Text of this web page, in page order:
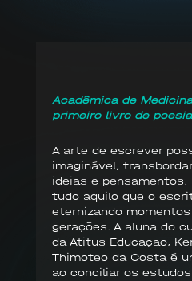
Acadêmica de
primeiro livro de
A arte de escrever
imaginável,
ideias e pensamentos.
tudo aquilo que o
eternizando
gerações. A aluna do
da Atitus Educação,
Thimoteo da Costa é
ao conciliar os